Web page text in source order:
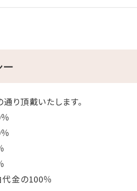
り頂戴いたします。
代金の100％